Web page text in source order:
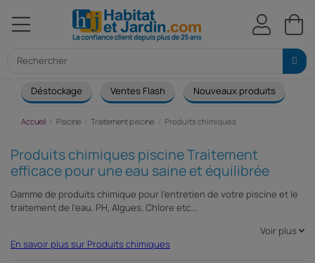
Déstockage Ventes Flash Nouveaux produits
Accueil Piscine Traitement piscine Produits chimiques
Produits chimiques piscine Traitement
efficace pour une eau saine et équilibrée
Gamme de produits chimique pour l'entretien de votre piscine et le
traitement de l'eau. PH, Algues, Chlore etc...
Voir plus
En savoir plus sur Produits chimiques